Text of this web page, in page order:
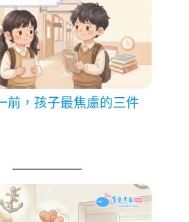
前，孩子最焦慮的三件